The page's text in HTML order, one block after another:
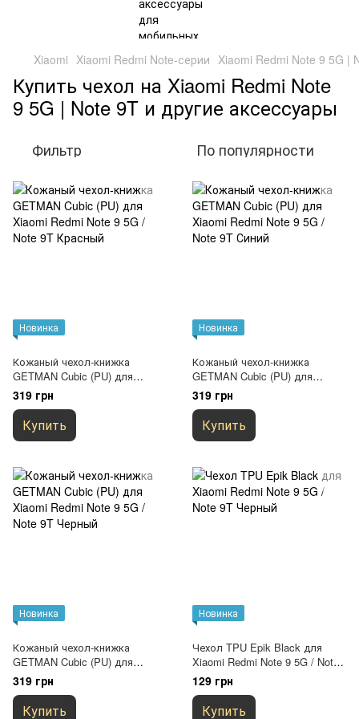
Xiaomi Xiaomi Redmi Note-серии Xiaomi Redmi Note 9 5G |
Купить чехол на Xiaomi Redmi Note
9 5G | Note 9T и другие аксессуары
Фильтр По популярности
Новинка
Кожаный чехол-книжка
GETMAN Cubic (PU) для
Xiaomi Redmi Note 9 5G / Note
9T Красный
319 грн
Купить
Новинка
Кожаный чехол-книжка
GETMAN Cubic (PU) для
Xiaomi Redmi Note 9 5G / Note
9T Синий
319 грн
Купить
Новинка
Кожаный чехол-книжка
GETMAN Cubic (PU) для
Xiaomi Redmi Note 9 5G / Note
9T Черный
319 грн
Купить
Новинка
Чехол TPU Epik Black для
Xiaomi Redmi Note 9 5G / Note
9T Черный
129 грн
Купить